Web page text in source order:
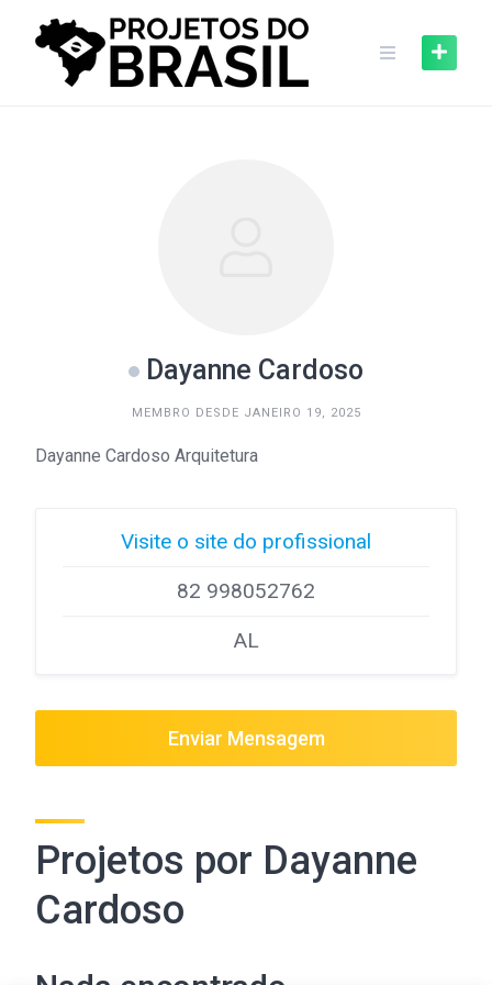
Dayanne Cardoso
MEMBRO DESDE JANEIRO 19, 2025
Dayanne Cardoso Arquitetura
Visite o site do profissional
82 998052762
AL
Enviar Mensagem
Projetos por Dayanne
Cardoso